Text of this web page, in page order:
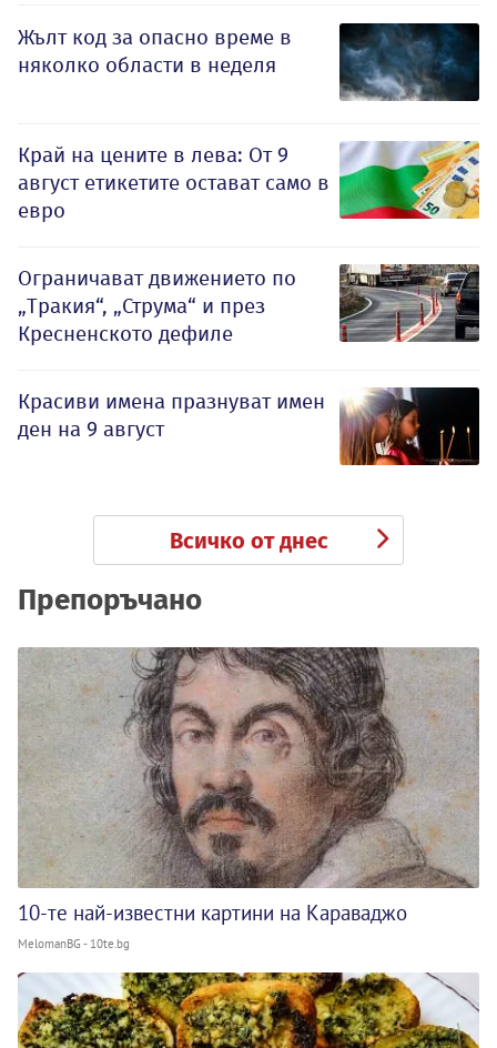
Жълт код за опасно време в
няколко области в неделя
Край на цените в лева: От 9
август етикетите остават само в
евро
Ограничават движението по
„Тракия“, „Струма“ и през
Кресненското дефиле
Красиви имена празнуват имен
ден на 9 август
Всичко от днес
Препоръчано
10-те най-известни картини на Караваджо
MelomanBG - 10te.bg